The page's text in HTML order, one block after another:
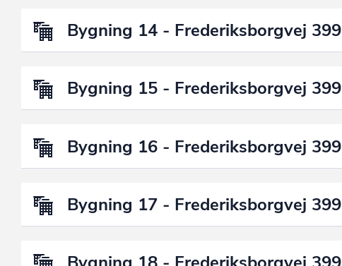
Bygning 14 - Frederiksborgvej 399
Bygning 15 - Frederiksborgvej 399
Bygning 16 - Frederiksborgvej 399
Bygning 17 - Frederiksborgvej 399